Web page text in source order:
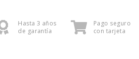
Hasta 3 años
de garantía
Pago seguro
con tarjeta